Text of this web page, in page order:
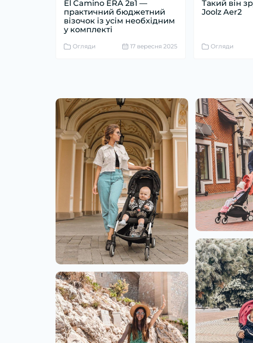
El Camino ERA 2в1 —
практичний бюджетний
візочок із усім необхідним
у комплекті
Огляди 17 вересня 2025
Такий він
Joolz Aer2
Огляди